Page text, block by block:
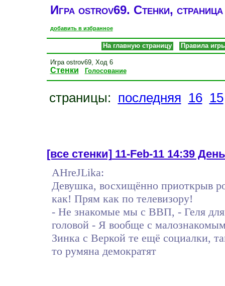
Игра ostrov69. Стенки,
добавить в избранное
На главную страницу Правила
Игра ostrov69, Ход 6
Стенки Голосование
страницы: последняя 16 15
[все стенки]11-Feb-11 14:39
AHreJLika:
Девушка, восхищённо приоткрыв
как! Прям как по телевизору!
- Не знакомые мы с ВВП, - Геля для
головой - Я вообще с
Зинка с Веркой те ещё социалки,
то румяна демократят